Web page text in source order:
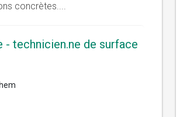
concrètes....
- technicien.ne de surface